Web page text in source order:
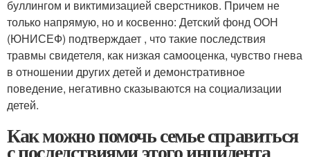
буллингом и виктимизацией сверстников. Причем не
только напрямую, но и косвенно: Детский фонд ООН
(ЮНИСЕФ) подтверждает , что такие последствия
травмы свидетеля, как низкая самооценка, чувство гнева
в отношении других детей и демонстративное
поведение, негативно сказываются на социализации
детей.
Как можно помочь семье справиться